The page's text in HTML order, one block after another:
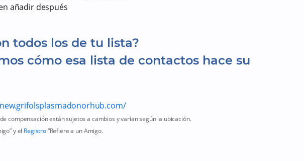
añadir después
todos los de tu lista?
cómo esa lista de contactos hace su
compensación están sujetos a cambios y varían según la ubicación.
y el Registro“Refiere a un Amigo.